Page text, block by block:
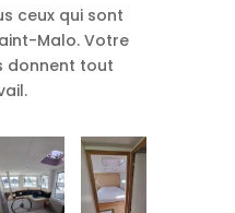
ceux qui sont
Malo. Votre
donnent tout